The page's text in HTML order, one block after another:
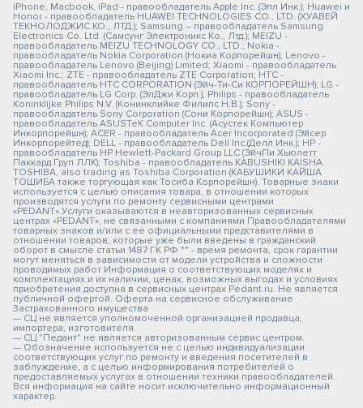
iPhone, Macbook, iPad - правообладатель Apple Inc. (Эпл Инк.); Huawei и
Honor - правообладатель HUAWEI TECHNOLOGIES CO., LTD. (ХУАВЕЙ
ТЕКНОЛОДЖИС КО., ЛТД.); Samsung – правообладатель Samsung
Electronics Co. Ltd. (Самсунг Электроникс Ко., Лтд.); MEIZU -
правообладатель MEIZU TECHNOLOGY CO., LTD.; Nokia -
правообладатель Nokia Corporation (Нокиа Корпорейшн); Lenovo -
правообладатель Lenovo (Beijing) Limited; Xiaomi - правообладатель
Xiaomi Inc.; ZTE - правообладатель ZTE Corporation; HTC -
правообладатель HTC CORPORATION (Эйч-Ти-Си КОРПОРЕЙШН); LG -
правообладатель LG Corp. (ЭлДжи Корп.); Philips - правообладатель
Koninklijke Philips N.V. (Конинклийке Филипс Н.В.); Sony -
правообладатель Sony Corporation (Сони Корпорейшн); ASUS -
правообладатель ASUSTeK Computer Inc. (Асустек Компьютер
Инкорпорейшн); ACER - правообладатель Acer Incorporated (Эйсер
Инкорпорейтед); DELL - правообладатель Dell Inc.(Делл Инк.); HP -
правообладатель HP Hewlett-Packard Group LLC (ЭйчПи Хьюлетт
Паккард Груп ЛЛК); Toshiba - правообладатель KABUSHIKI KAISHA
TOSHIBA, also trading as Toshiba Corporation (КАБУШИКИ КАЙША
ТОШИБА также торгующая как Тосиба Корпорейшн). Товарные знаки
используется с целью описания товара, в отношении которых
производятся услуги по ремонту сервисными центрами
«PEDANT».Услуги оказываются в неавторизованных сервисных
центрах «PEDANT», не связанными с компаниями Правообладателями
товарных знаков и/или с ее официальными представителями в
отношении товаров, которые уже были введены в гражданский
оборот в смысле статьи 1487 ГК РФ ** - время ремонта, срок гарантии
могут меняться в зависимости от модели устройства и сложности
проводимых работ Информация о соответствующих моделях и
комплектациях и их наличии, ценах, возможных выгодах и условиях
приобретения доступна в сервисных центрах Pedant.ru. Не является
публичной офертой. Оферта на сервисное обслуживание
Застрахованного имущества
— СЦ не является уполномоченной организацией продавца,
импортера, изготовителя.
— СЦ "Педант" не является авторизованным сервис центром.
— Обозначение используется не с целью индивидуализации
соответствующих услуг по ремонту и введения посетителей в
заблуждение, а с целью информирования потребителей о
предоставляемых услугах в отношении техники правообладателей.
Вся информация на сайте носит исключительно информационный
характер.